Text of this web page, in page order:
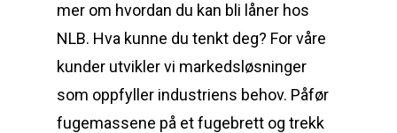
mer om hvordan du kan bli låner hos
NLB. Hva kunne du tenkt deg? For våre
kunder utvikler vi markedsløsninger
som oppfyller industriens behov. Påfør
fugemassene på et fugebrett og trekk